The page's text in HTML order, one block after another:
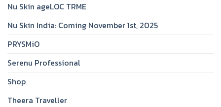
Nu Skin ageLOC TRME
Nu Skin India: Coming November 1st, 2025
PRYSMiO
Serenu Professional
Shop
Theera Traveller